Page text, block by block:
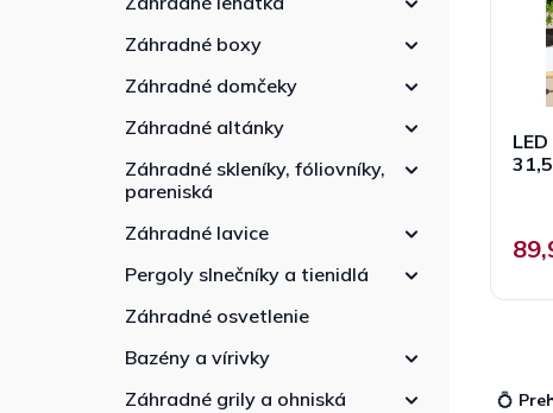
Záhradné boxy
Záhradné domčeky
Záhradné altánky
Záhradné skleníky, fóliovníky,
pareniská
Záhradné lavice
Pergoly slnečníky a tienidlá
Záhradné osvetlenie
Bazény a vírivky
Záhradné grily a ohniská
💍